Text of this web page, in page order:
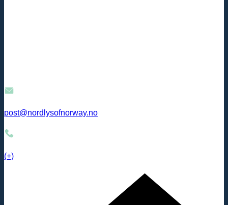
post@nordlysofnorway.no
(+)